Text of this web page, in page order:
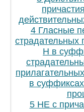
4 Гласные
страдательных
Н в
в
5 НЕ с